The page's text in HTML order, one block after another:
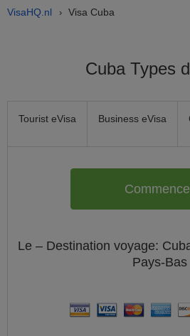
VisaHQ.nl › Visa Cuba
Cuba Types
Tourist eVisa Business eVisa
Le – Destination voyage:
Pays-Bas